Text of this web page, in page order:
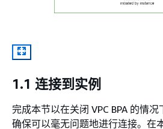
1.1 连接到实例
完成本节以在关闭 VPC BPA 的情
确保可以毫无问题地进行连接。在